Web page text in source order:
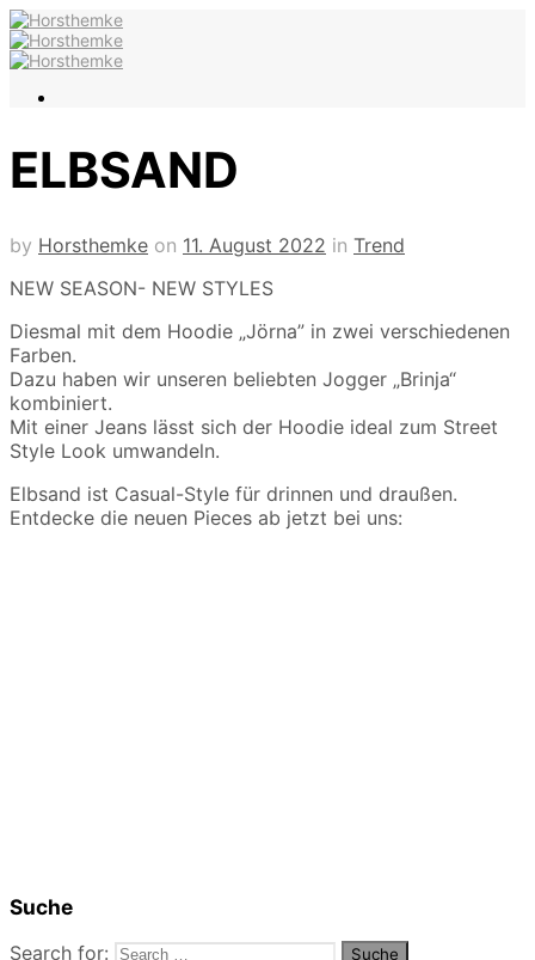
ELBSAND
by Horsthemke on 11. August 2022 in Trend
NEW SEASON- NEW STYLES
Diesmal mit dem Hoodie „Jörna” in zwei verschiedenen
Farben.
Dazu haben wir unseren beliebten Jogger „Brinja“
kombiniert.
Mit einer Jeans lässt sich der Hoodie ideal zum Street
Style Look umwandeln.
Elbsand ist Casual-Style für drinnen und draußen.
Entdecke die neuen Pieces ab jetzt bei uns:
Suche
Search for: